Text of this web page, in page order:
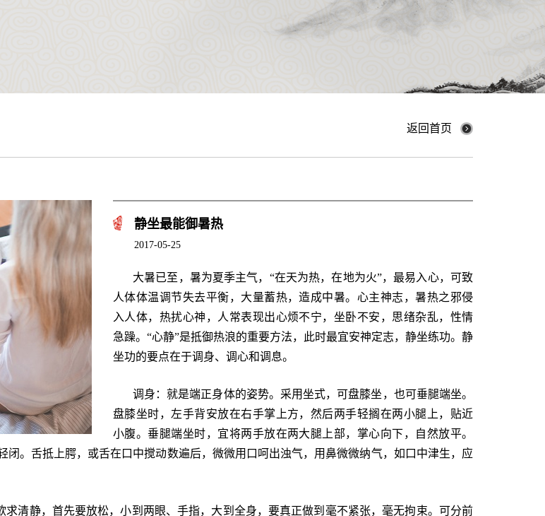
返回首页
静坐最能御暑热
2017-05-25
大暑已至，暑为夏季主气，“在天为热，在地为火”，最易入心，可致
人体体温调节失去平衡，大量蓄热，造成中暑。心主神志，暑热之邪侵
入人体，热扰心神，人常表现出心烦不宁，坐卧不安，思绪杂乱，性情
急躁。“心静”是抵御热浪的重要方法，此时最宜安神定志，静坐练功。静
坐功的要点在于调身、调心和调息。
调身：就是端正身体的姿势。采用坐式，可盘膝坐，也可垂腿端坐。
盘膝坐时，左手背安放在右手掌上方，然后两手轻搁在两小腿上，贴近
小腹。垂腿端坐时，宜将两手放在两大腿上部，掌心向下，自然放平。
。舌抵上腭，或舌在口中搅动数遍后，微微用口呵出浊气，用鼻微微纳气，如口中津生，应
清静，首先要放松，小到两眼、手指，大到全身，要真正做到毫不紧张，毫无拘束。可分前